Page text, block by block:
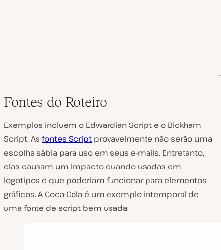
Fontes do Roteiro
Exemplos incluem o Edwardian Script e o Bickham
Script. As fontes Script provavelmente não serão uma
escolha sábia para uso em seus e-mails. Entretanto,
elas causam um impacto quando usadas em
logotipos e que poderiam funcionar para elementos
gráficos. A Coca-Cola é um exemplo intemporal de
uma fonte de script bem usada: